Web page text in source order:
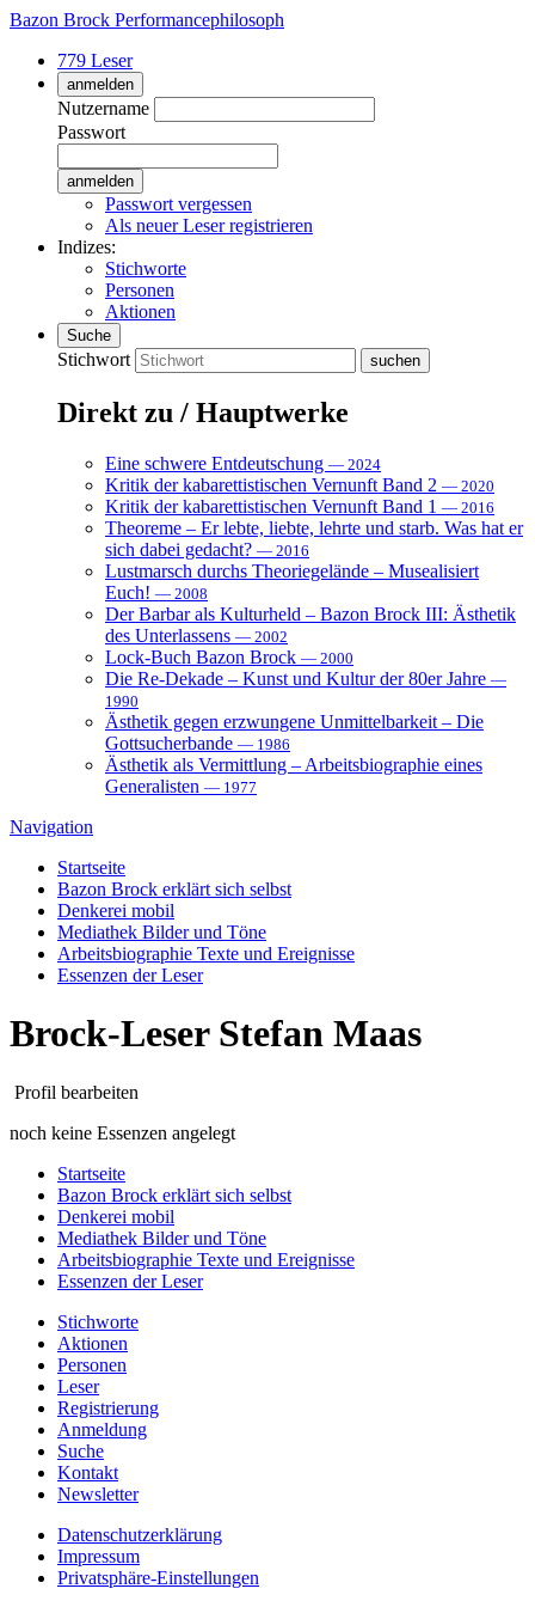
Bazon Brock Performancephilosoph
779 Leser
anmelden
Nutzername
Passwort
Passwort vergessen
Als neuer Leser registrieren
Indizes:
Stichworte
Personen
Aktionen
Suche
Stichwort
Direkt zu / Hauptwerke
Eine schwere Entdeutschung — 2024
Kritik der kabarettistischen Vernunft Band 2 — 2020
Kritik der kabarettistischen Vernunft Band 1 — 2016
Theoreme – Er lebte, liebte, lehrte und starb. Was hat er
sich dabei gedacht? — 2016
Lustmarsch durchs Theoriegelände – Musealisiert
Euch! — 2008
Der Barbar als Kulturheld – Bazon Brock III: Ästhetik
des Unterlassens — 2002
Lock-Buch Bazon Brock — 2000
Die Re-Dekade – Kunst und Kultur der 80er Jahre —
1990
Ästhetik gegen erzwungene Unmittelbarkeit – Die
Gottsucherbande — 1986
Ästhetik als Vermittlung – Arbeitsbiographie eines
Generalisten — 1977
Navigation
Startseite
Bazon Brock erklärt sich selbst
Denkerei mobil
Mediathek Bilder und Töne
Arbeitsbiographie Texte und Ereignisse
Essenzen der Leser
Brock-Leser Stefan Maas
Profil bearbeiten
noch keine Essenzen angelegt
Startseite
Bazon Brock erklärt sich selbst
Denkerei mobil
Mediathek Bilder und Töne
Arbeitsbiographie Texte und Ereignisse
Essenzen der Leser
Stichworte
Aktionen
Personen
Leser
Registrierung
Anmeldung
Suche
Kontakt
Newsletter
Datenschutzerklärung
Impressum
Privatsphäre-Einstellungen